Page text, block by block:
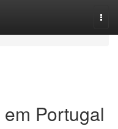
Portugal